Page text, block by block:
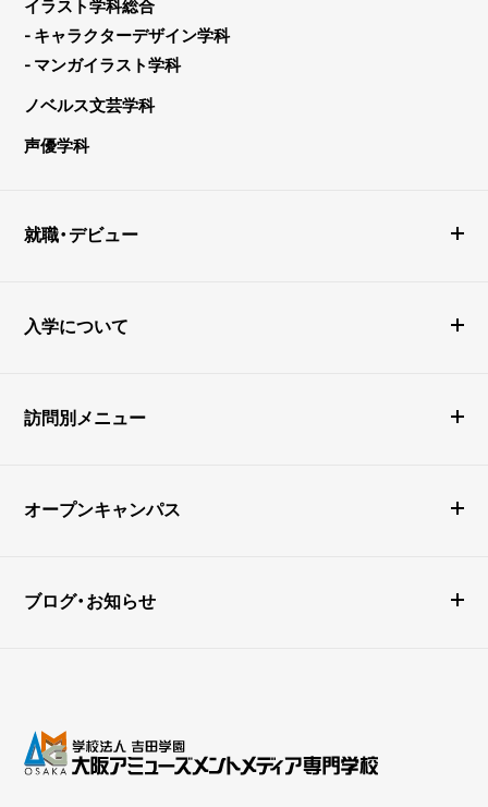
イラスト学科総合
- キャラクターデザイン学科
- マンガイラスト学科
ノベルス文芸学科
声優学科
就職・デビュー
入学について
訪問別メニュー
オープンキャンパス
ブログ・お知らせ